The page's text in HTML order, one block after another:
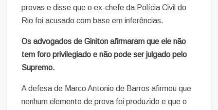
provas e disse que o ex-chefe da Polícia Civil do
Rio foi acusado com base em inferências.
Os advogados de Giniton afirmaram que ele não
tem foro privilegiado e não pode ser julgado pelo
Supremo.
A defesa de Marco Antonio de Barros afirmou que
nenhum elemento de prova foi produzido e que o